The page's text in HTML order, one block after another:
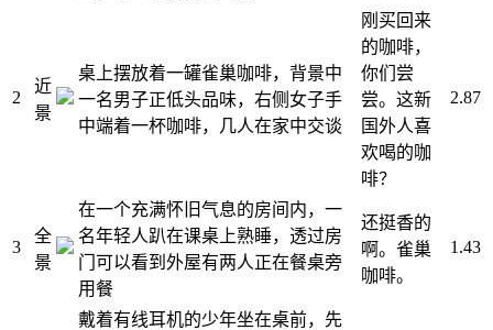
2
近
景
桌上摆放着一罐雀巢咖啡，背景中
一名男子正低头品味，右侧女子手
中端着一杯咖啡，几人在家中交谈
刚买回来
的咖啡，
你们尝
尝。这新
国外人喜
欢喝的咖
啡？
2.87
3
全
景
在一个充满怀旧气息的房间内，一
名年轻人趴在课桌上熟睡，透过房
门可以看到外屋有两人正在餐桌旁
用餐
还挺香的
啊。雀巢
咖啡。
1.43
戴着有线耳机的少年坐在桌前，先